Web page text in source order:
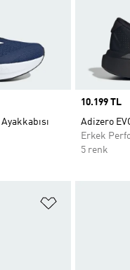
Price
10.199 TL
Adizero
Erkek
5 renk